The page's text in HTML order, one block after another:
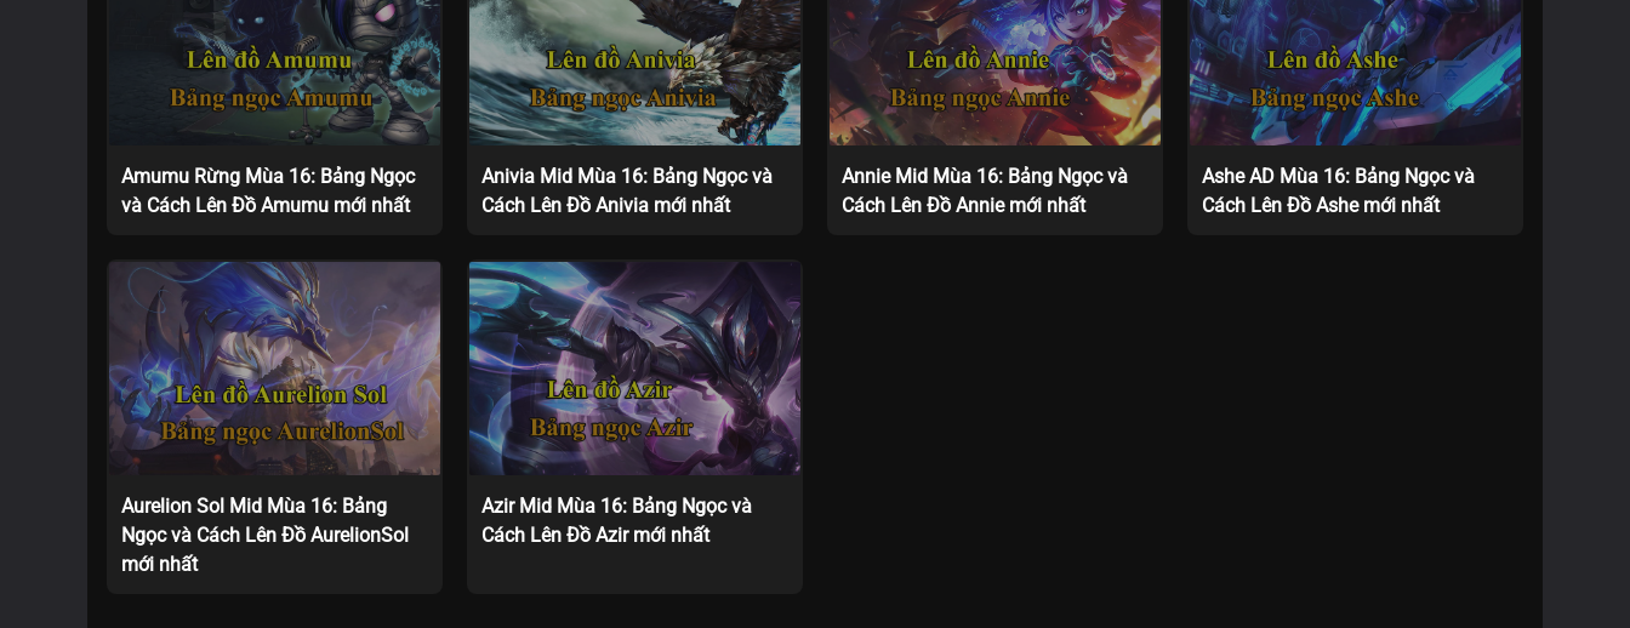
Amumu Rừng Mùa 16: Bảng Ngọc
và Cách Lên Đồ Amumu mới nhất
Anivia Mid Mùa 16: Bảng Ngọc và
Cách Lên Đồ Anivia mới nhất
Annie Mid Mùa 16: Bảng Ngọc và
Cách Lên Đồ Annie mới nhất
Ashe AD Mùa 16: Bảng Ngọc và
Cách Lên Đồ Ashe mới nhất
Aurelion Sol Mid Mùa 16: Bảng
Ngọc và Cách Lên Đồ AurelionSol
mới nhất
Azir Mid Mùa 16: Bảng Ngọc và
Cách Lên Đồ Azir mới nhất